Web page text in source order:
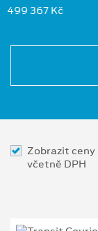
499 367 Kč
Zobrazit ceny
včetně DPH